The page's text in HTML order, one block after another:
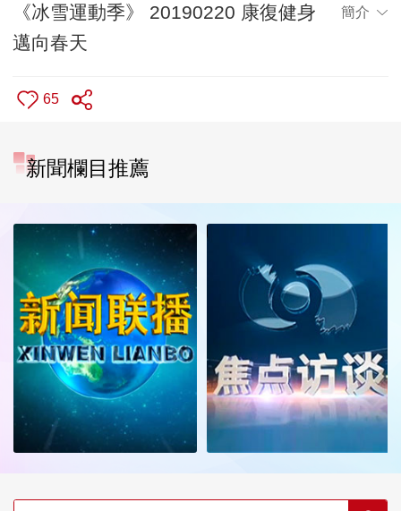
《冰雪運動季》 20190220 康復健身
邁向春天
簡介
65
新聞欄目推薦